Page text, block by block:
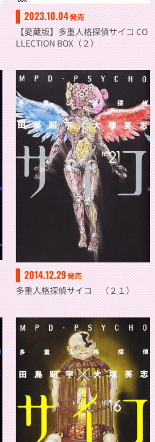
2023.10.04発売
【愛蔵版】多重人格探偵サイコ CO
LLECTION BOX（２）
2014.12.29発売
多重人格探偵サイコ （２１）